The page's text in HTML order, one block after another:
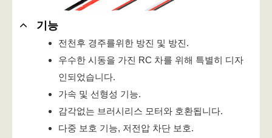
기능
전천후 경주를위한 방진 및 방진.
우수한 시동을 가진 RC 차를 위해 특별히 디자
인되었습니다.
가속 및 선형성 기능.
감각없는 브러시리스 모터와 호환됩니다.
다중 보호 기능, 저전압 차단 보호.